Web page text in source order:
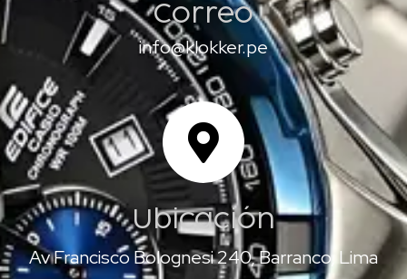
Correo
info@klokker.pe
Ubicación
Av Francisco Bolognesi 240, Barranco, Lima